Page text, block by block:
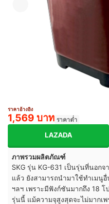
ราคาอ้างอิง
1,569 บาท ราคาต่ำ
LAZADA
ภาพรวมผลิตภัณฑ์
SKG รุ่น KG-631 เป็นรุ่นที่นอก
แล้ว ยังสามารถนำมาใช้ทำเมนู
ฯลฯ เพราะมีฟังก์ชันมากถึง 18
รุ่นนี้ แม้ความจุสูงสุดจะไม่มากเ